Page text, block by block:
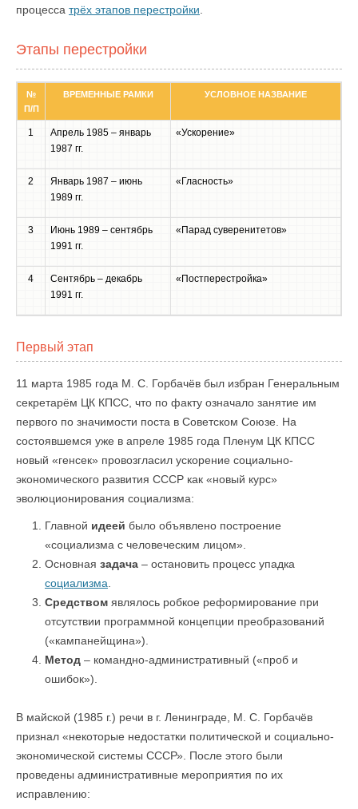
процесса трёх этапов перестройки
Этапы перестройки
№
П/П
ВРЕМЕННЫЕ РАМКИ УСЛОВНОЕ НАЗВАНИЕ
1
Апрель 1985 – январь
1987 гг.
«Ускорение»
2
Январь 1987 – июнь
1989 гг.
«Гласность»
3
Июнь 1989 – сентябрь
1991 гг.
«Парад суверенитетов»
4
Сентябрь – декабрь
1991 гг.
«Постперестройка»
Первый этап
11 марта 1985 года М. С. Горбачёв был избран Генеральным
секретарём ЦК КПСС, что по факту означало занятие им
первого по значимости поста в Советском Союзе. На
состоявшемся уже в апреле 1985 года Пленум ЦК КПСС
новый «генсек» провозгласил ускорение социально-
экономического развития СССР как «новый курс»
эволюционирования социализма:
Главной идеей было объявлено построение
«социализма с человеческим лицом».
Основная задача – остановить процесс упадка
социализма
Средством являлось робкое реформирование при
отсутствии программной концепции преобразований
(«кампанейщина»).
Метод – командно-административный («проб и
ошибок»).
В майской (1985 г.) речи в г. Ленинграде, М. С. Горбачёв
признал «некоторые недостатки политической и социально-
экономической системы СССР». После этого были
проведены административные мероприятия по их
исправлению: